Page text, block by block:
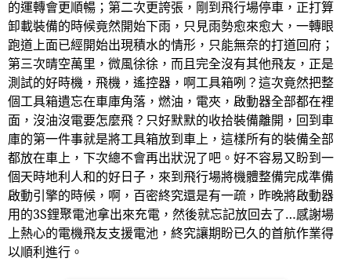
的運轉會更順暢；第二次更誇張，剛到飛行場停車，正打算
卸載裝備的時候竟然開始下雨，只見雨勢愈來愈大，一轉眼
跑道上面已經開始出現積水的情形，只能無奈的打道回府；
第三次晴空萬里，微風徐徐，而且完全沒有其他飛友，正是
測試的好時機，飛機，遙控器，啊工具箱咧？這次竟然把整
個工具箱遺忘在車庫角落，燃油，電夾，啟動器全部都在裡
面，沒油沒電要怎麼飛？只好默默的收拾裝備離開，回到車
庫的第一件事就是將工具箱放到車上，這樣所有的裝備全部
都放在車上，下次總不會再出狀況了吧。好不容易又盼到一
個天時地利人和的好日子，來到飛行場將機體整備完成準備
啟動引擎的時候，啊，百密終究還是有一疏，昨晚將啟動器
用的3S鋰聚電池拿出來充電，然後就忘記放回去了…感謝場
上熱心的電機飛友支援電池，終究讓期盼已久的首航作業得
以順利進行。